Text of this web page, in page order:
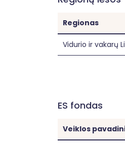
Regionas
Vidurio ir vakarų
ES fondas
Veiklos